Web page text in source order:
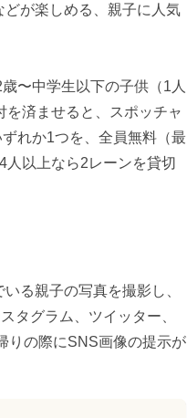
が楽しめる、親子に人気
〜中学生以下の子供（1人
済ませると、スポッチャ
れか1つを、全員無料（最
以上なら2レーンを貸切
る親子の写真を撮影し、
タグラム、ツイッター、
りの際にSNS画像の提示が